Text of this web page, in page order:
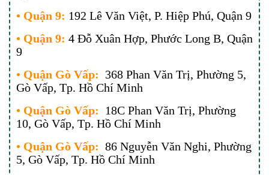
• Quận 9: 192 Lê Văn Việt, P. Hiệp Phú, Quận 9
• Quận 9: 4 Đỗ Xuân Hợp, Phước Long B, Quận
9
• Quận Gò Vấp: 368 Phan Văn Trị, Phường 5,
Gò Vấp, Tp. Hồ Chí Minh
• Quận Gò Vấp: 18C Phan Văn Trị, Phường
10, Gò Vấp, Tp. Hồ Chí Minh
• Quận Gò Vấp: 86 Nguyễn Văn Nghi, Phường
5, Gò Vấp, Tp. Hồ Chí Minh